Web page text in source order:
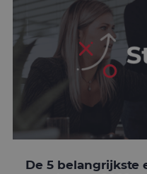
De 5 belangrijkste